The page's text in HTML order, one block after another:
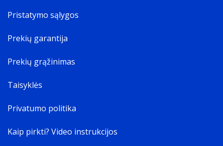
Pristatymo sąlygos
Prekių garantija
Prekių grąžinimas
Taisyklės
Privatumo politika
Kaip pirkti? Video instrukcijos